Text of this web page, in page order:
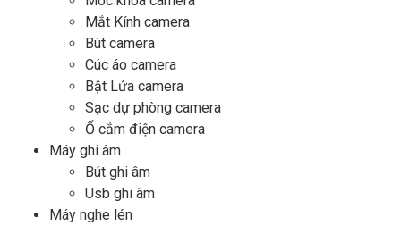
Mắt Kính camera
Bút camera
Cúc áo camera
Bật Lửa camera
Sạc dự phòng camera
Ổ cắm điện camera
Máy ghi âm
Bút ghi âm
Usb ghi âm
Máy nghe lén